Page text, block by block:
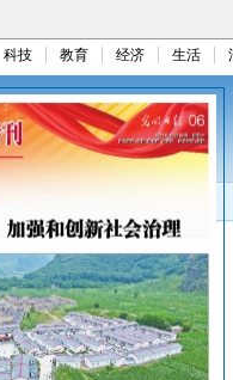
科技 教育 经济 生活